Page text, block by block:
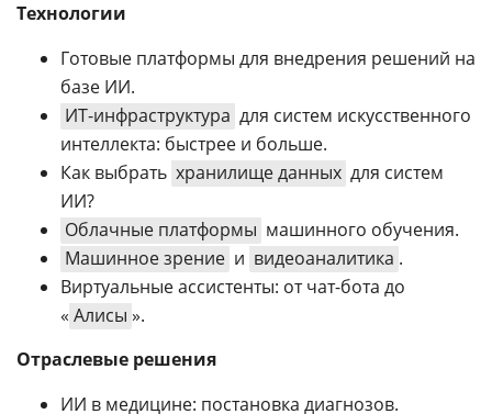
Технологии
Готовые платформы для внедрения решений на
базе ИИ.
ИТ-инфраструктура для систем искусственного
интеллекта: быстрее и больше.
Как выбрать хранилище данных для систем
ИИ?
Облачные платформы машинного обучения.
Машинное зрение и видеоаналитика .
Виртуальные ассистенты: от чат-бота до
« Алисы ».
Отраслевые решения
ИИ в медицине: постановка диагнозов.